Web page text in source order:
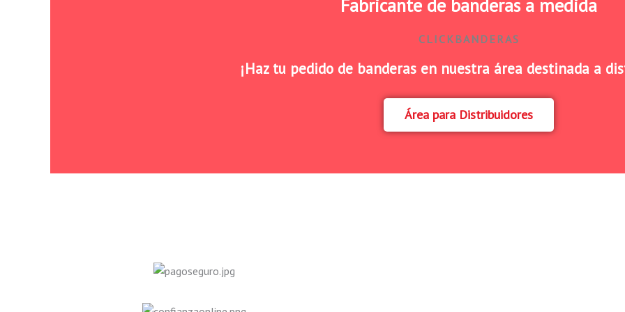
Fabricante de banderas a medida
CLICKBANDERAS
¡Haz tu pedido de banderas en nuestra área destinada a
Área para Distribuidores